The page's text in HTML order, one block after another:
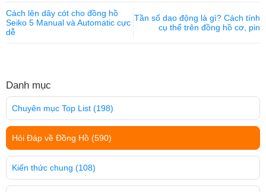
Cách lên dây cót cho đồng hồ
Seiko 5 Manual và Automatic cực
dễ
Tần số dao động là gì? Cách tính
cụ thể trên đồng hồ cơ, pin
Danh mục
Chuyên mục Top List (198)
Hỏi Đáp về Đồng Hồ (590)
Kiến thức chung (108)